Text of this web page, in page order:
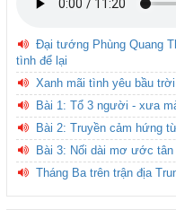
Đại tướng Phùng Quang
tình để lại
Xanh mãi tình yêu bầu trời
Bài 1: Tổ 3 người - xưa
Bài 2: Truyền cảm hứng
Bài 3: Nối dài mơ ước tân
Tháng Ba trên trận địa